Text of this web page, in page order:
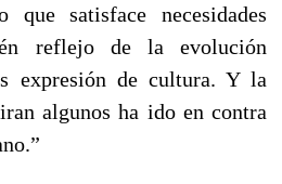
que satisface necesidades
reflejo de la evolución
expresión de cultura. Y la
algunos ha ido en contra